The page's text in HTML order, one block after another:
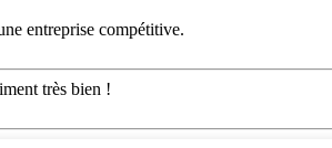
entreprise compétitive.
très bien !